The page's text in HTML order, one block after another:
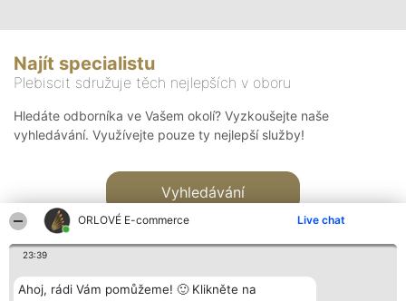
ORLOVÉ E-commerce Live chat
23:39
Ahoj, rádi Vám pomůžeme! 🙂 Klikněte na
Najít specialistu
Plebiscit sdružuje těch nejlepších v oboru
Hledáte odborníka ve Vašem okolí? Vyzkoušejte naše
vyhledávání. Využívejte pouze ty nejlepší služby!
Vyhledávání